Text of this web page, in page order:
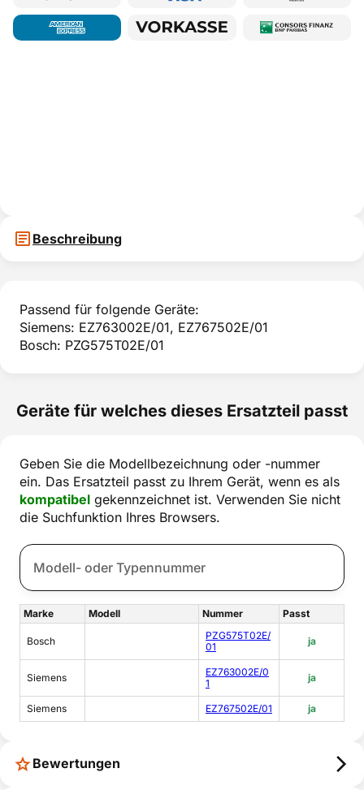
Beschreibung
Passend für folgende Geräte:
Siemens: EZ763002E/01, EZ767502E/01
Bosch: PZG575T02E/01
Geräte für welches dieses Ersatzteil passt
Geben Sie die Modellbezeichnung oder -nummer
ein. Das Ersatzteil passt zu Ihrem Gerät, wenn es als
kompatibel gekennzeichnet ist. Verwenden Sie nicht
die Suchfunktion Ihres Browsers.
Marke Modell Nummer Passt
Bosch
PZG575T02E/
01
ja
Siemens
EZ763002E/0
1
ja
Siemens EZ767502E/01 ja
Bewertungen